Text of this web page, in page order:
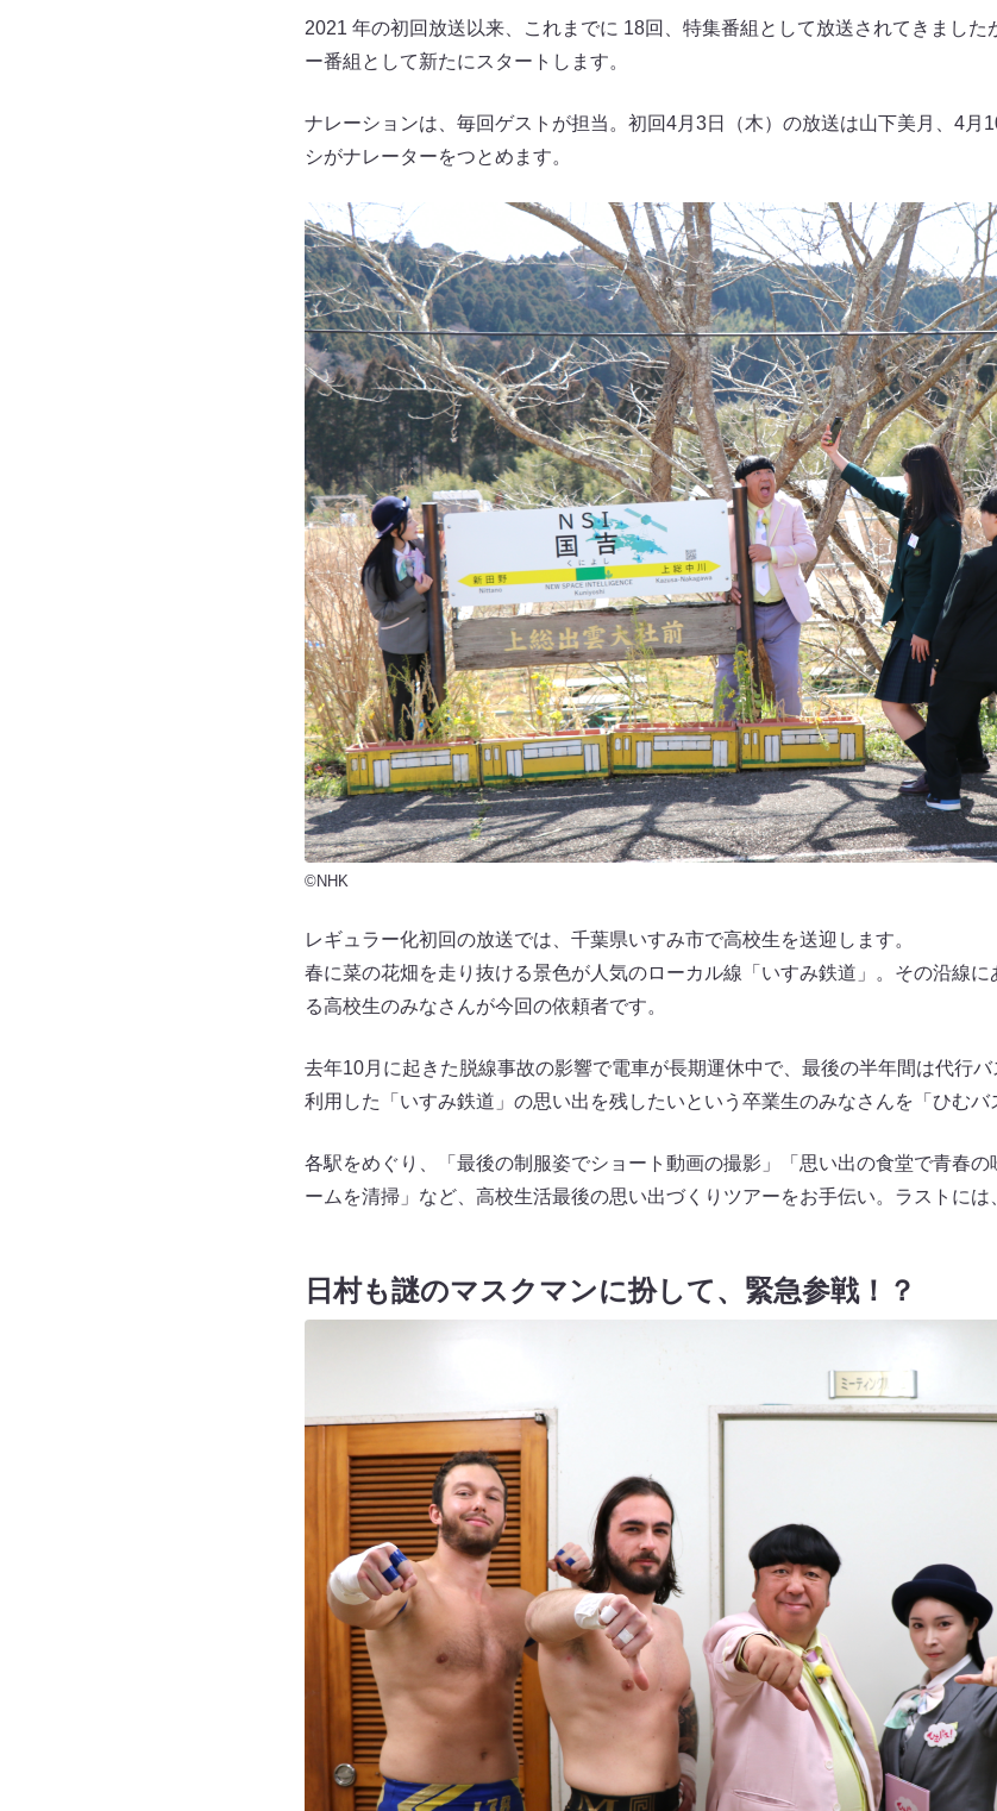
2021 年の初回放送以来、これまでに 18回、特集番組として放送されてきました
ー番組として新たにスタートします。
ナレーションは、毎回ゲストが担当。初回4月3日（木）の放送は山下美月、4月
シがナレーターをつとめます。
©NHK
レギュラー化初回の放送では、千葉県いすみ市で高校生を送迎します。
春に菜の花畑を走り抜ける景色が人気のローカル線「いすみ鉄道」。その沿線
る高校生のみなさんが今回の依頼者です。
去年10月に起きた脱線事故の影響で電車が長期運休中で、最後の半年間は代行
利用した「いすみ鉄道」の思い出を残したいという卒業生のみなさんを「ひむバ
各駅をめぐり、「最後の制服姿でショート動画の撮影」「思い出の食堂で青春
ームを清掃」など、高校生活最後の思い出づくりツアーをお手伝い。ラストには
日村も謎のマスクマンに扮して、緊急参戦！？